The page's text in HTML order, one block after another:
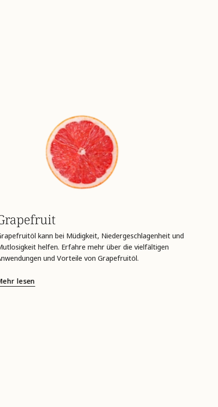
kann bei Müdigkeit, Niedergeschlagenheit und
helfen. Erfahre mehr über die vielfältigen
und Vorteile von Grapefruitöl.
lesen